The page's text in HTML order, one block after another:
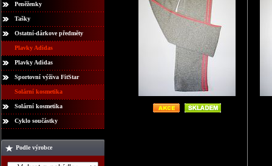
Peněženky
Tašky
Ostatní-dárkove předměty
Plavky Adidas
Plavky Adidas
Sportovní výživa FitStar
Solární kosmetika
Solární kosmetika
Cyklo součástky
Podle výrobce